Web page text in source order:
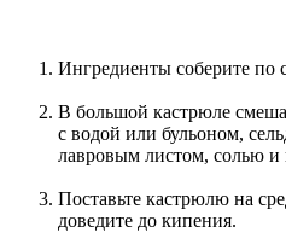
Ингредиенты соберите по
В большой кастрюле
с водой или бульоном,
лавровым листом, солью и
Поставьте кастрюлю на
доведите до кипения.